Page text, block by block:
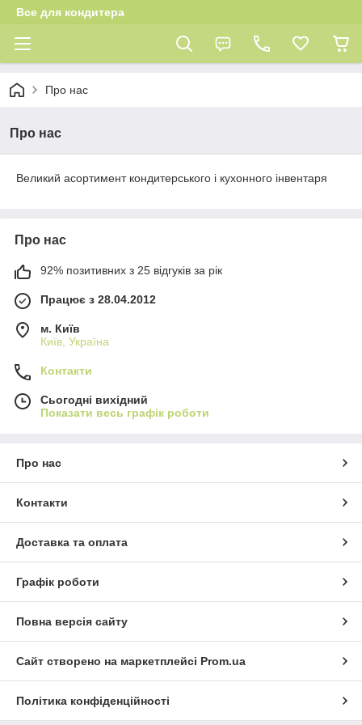
Все для кондитера
Про нас
Про нас
Великий асортимент кондитерського і кухонного інвентаря
Про нас
92% позитивних з 25 відгуків за рік
Працює з 28.04.2012
м. Київ
Київ, Україна
Контакти
Сьогодні вихідний
Показати весь графік роботи
Про нас
Контакти
Доставка та оплата
Графік роботи
Повна версія сайту
Сайт створено на маркетплейсі Prom.ua
Політика конфіденційності